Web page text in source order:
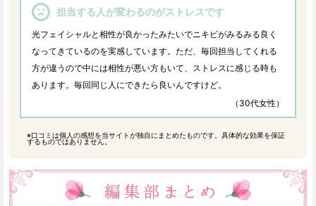
担当する人が変わるのがストレスです
光フェイシャルと相性が良かったみたいでニキビがみるみる良く
なってきているのを実感しています。ただ、毎回担当してくれる
方が違うので中には相性が悪い方もいて、ストレスに感じる時も
あります。毎回同じ人にできたら良いんですけど。
（30代女性）
※口コミは個人の感想を当サイトが独自にまとめたものです。具体的な効果を保証
するものではありません。